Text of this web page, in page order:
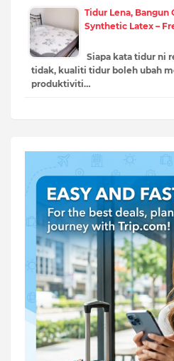
Tidur Lena, Bangun
Synthetic Latex –
Siapa kata tidur ni
tidak, kualiti tidur boleh ubah
produktiviti…